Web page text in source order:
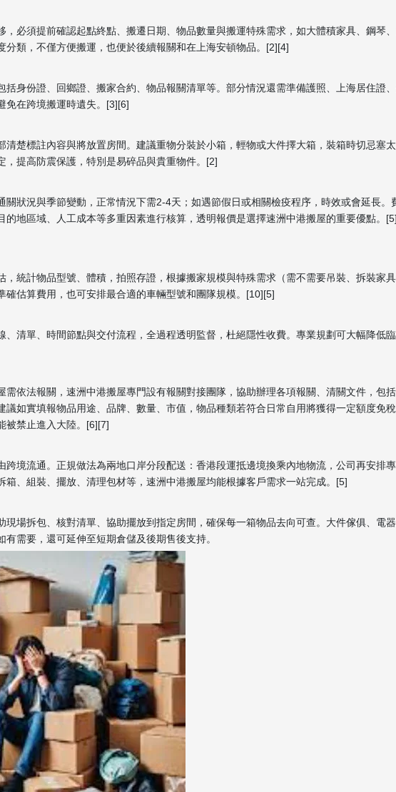
，必須提前確認起點終點、搬遷日期、物品數量與搬運特殊需求，如大體積家具、鋼琴
分類，不僅方便搬運，也便於後續報關和在上海安頓物品。[2][4]
括身份證、回鄉證、搬家合約、物品報關清單等。部分情況還需準備護照、上海居住證、
免在跨境搬運時遺失。[3][6]
清楚標註內容與將放置房間。建議重物分裝於小箱，輕物或大件擇大箱，裝箱時切忌塞
，提高防震保護，特別是易碎品與貴重物件。[2]
關狀況與季節變動，正常情況下需2-4天；如遇節假日或相關檢疫程序，時效或會延長。
的地區域、人工成本等多重因素進行核算，透明報價是選擇速洲中港搬屋的重要優點。
，統計物品型號、體積，拍照存證，根據搬家規模與特殊需求（需不需要吊裝、拆裝家
確估算費用，也可安排最合適的車輛型號和團隊規模。[10][5]
、清單、時間節點與交付流程，全過程透明監督，杜絕隱性收費。專業規劃可大幅降低
需依法報關，速洲中港搬屋專門設有報關對接團隊，協助辦理各項報關、清關文件，包
議如實填報物品用途、品牌、數量、市值，物品種類若符合日常自用將獲得一定額度免
被禁止進入大陸。[6][7]
跨境流通。正規做法為兩地口岸分段配送：香港段運抵邊境換乘內地物流，公司再安排
箱、組裝、擺放、清理包材等，速洲中港搬屋均能根據客戶需求一站完成。[5]
現場拆包、核對清單、協助擺放到指定房間，確保每一箱物品去向可查。大件傢俱、電
需要，還可延伸至短期倉儲及後期售後支持。